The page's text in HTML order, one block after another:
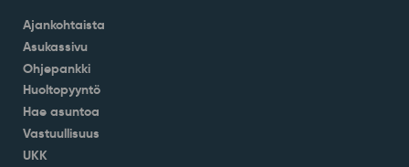
Ajankohtaista
Asukassivu
Ohjepankki
Huoltopyyntö
Hae asuntoa
Vastuullisuus
UKK